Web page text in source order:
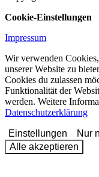
Cookie-Einstellungen
Impressum
Wir verwenden
unserer Website zu
Cookies du zulassen
Funktionalität der
werden. Weitere
Datenschutzerklärung
Einstellungen
Nur
Alle akzeptieren